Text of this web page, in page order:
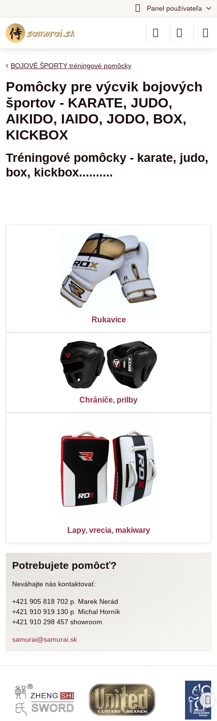
Panel používateľa
BOJOVÉ ŠPORTY tréningové pomôcky
Pomôcky pre výcvik bojových
športov - KARATE, JUDO,
AIKIDO, IAIDO, JODO, BOX,
KICKBOX
Tréningové pomôcky - karate, judo,
box, kickbox..........
Rukavice
Chrániče, prilby
Lapy, vrecia, makiwary
Potrebujete pomôcť?
Neváhajte nás kontaktovať:
+421 905 818 702 p. Marek Nerád
+421 910 919 130 p. Michal Horník
+421 910 298 457 showroom
samurai@samurai.sk